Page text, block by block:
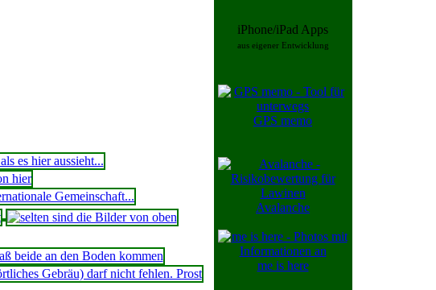
iPhone/iPad Apps
aus eigener Entwicklung
GPS memo
Avalanche
me is here